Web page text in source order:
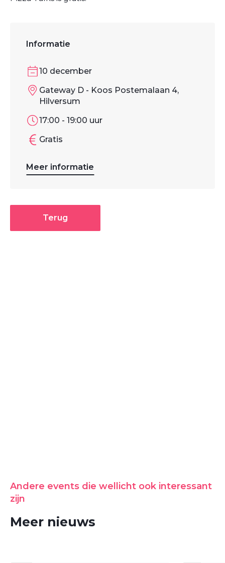
Informatie
10 december
Gateway D - Koos Postemalaan 4,
Hilversum
17:00 - 19:00 uur
Gratis
Meer informatie
Terug
Andere events die wellicht ook interessant
zijn
Meer nieuws